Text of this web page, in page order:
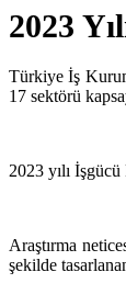
2023
Türkiye İş
17 sektörü
2023 yılı
Araştırma
şekilde